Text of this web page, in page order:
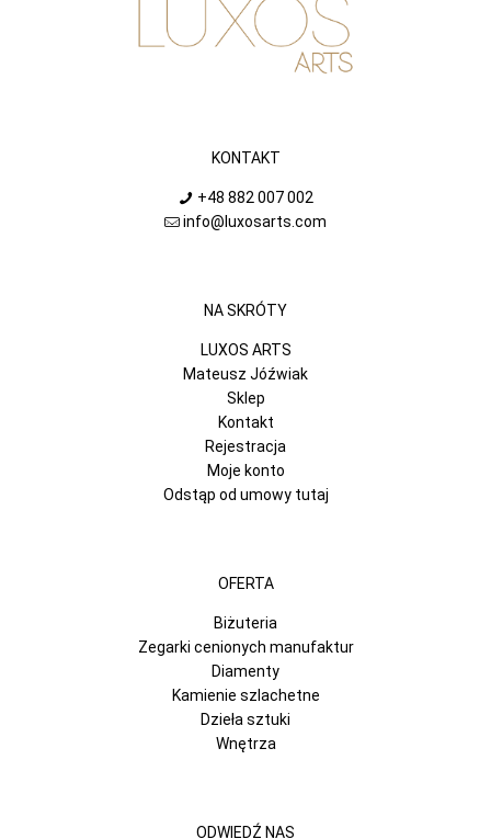
KONTAKT
+48 882 007 002
info@luxosarts.com
NA SKRÓTY
LUXOS ARTS
Mateusz Jóźwiak
Sklep
Kontakt
Rejestracja
Moje konto
Odstąp od umowy tutaj
OFERTA
Biżuteria
Zegarki cenionych manufaktur
Diamenty
Kamienie szlachetne
Dzieła sztuki
Wnętrza
ODWIEDŹ NAS